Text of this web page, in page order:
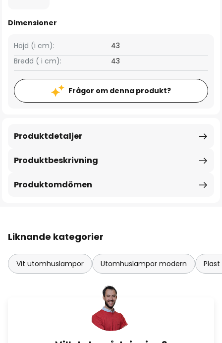
Dimensioner
Bredd ( i cm): 43
Höjd (i cm): 43
Frågor om denna produkt?
Produktbeskrivning
Produktdetaljer
Produktomdömen
Liknande kategorier
Vit utomhuslampor Utomhuslampor modern